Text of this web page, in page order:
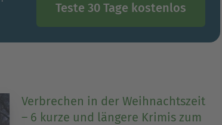
Teste 30 Tage kostenlos
Verbrechen in der Weihnachtszeit
– 6 kurze und längere Krimis zum